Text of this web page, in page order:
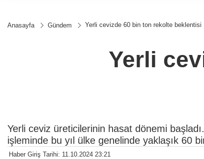
Anasayfa Gündem Yerli cevizde 60 bin ton rekolte beklentisi
Yerli
Yerli ceviz üreticilerinin hasat dönemi
işleminde bu yıl ülke genelinde yaklaşık 60
Haber Giriş Tarihi: 11.10.2024 23:21